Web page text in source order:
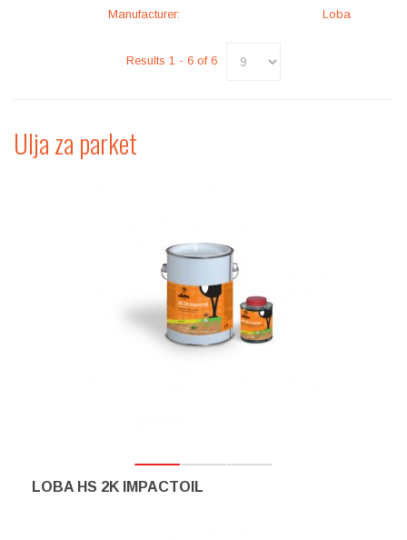
Manufacturer: Loba
Results 1 - 6 of 6
Ulja za parket
LOBA HS 2K IMPACTOIL